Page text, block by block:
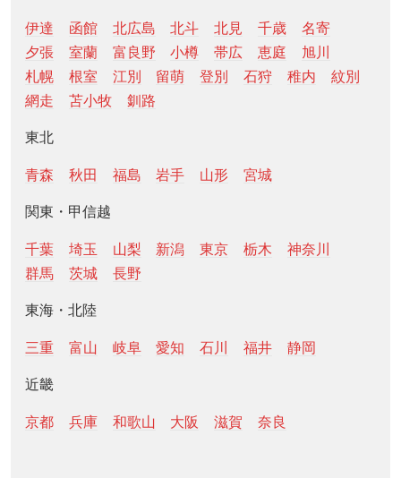
伊達 函館 北広島 北斗 北見 千歳
名寄
夕張
室蘭 富良野 小樽 帯広 恵庭
旭川
札幌
根室 江別 留萌 登別 石狩 稚内
紋別
網走
苫小牧 釧路
東北
青森 秋田 福島 岩手 山形 宮城
関東・甲信越
千葉 埼玉 山梨 新潟 東京 栃木
神奈川
群馬
茨城 長野
東海・北陸
三重 富山 岐阜 愛知 石川 福井 静岡
近畿
京都 兵庫 和歌山 大阪 滋賀 奈良